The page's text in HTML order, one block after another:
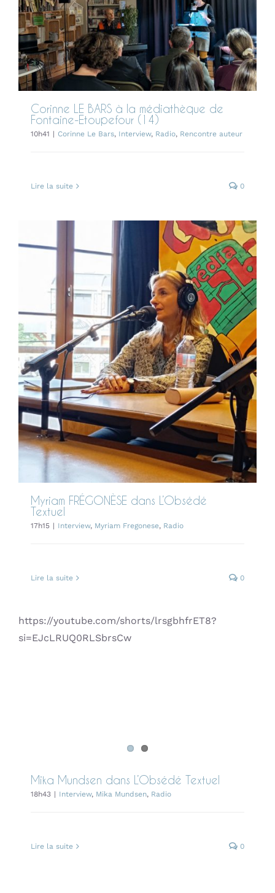
Contact
médiathèque de Fontaine-
Etoupefour (14)
Corinne Le Bars Interview Radio Rencontre auteur
Corinne LE BARS à la médiathèque de
Fontaine-Etoupefour (14)
10h41 | Corinne Le Bars, Interview, Radio, Rencontre auteur
Lire la suite 0
Myriam FRÉGONÈSE dans
L’Obsédé Textuel
Interview Myriam Fregonese Radio
Myriam FRÉGONÈSE dans L’Obsédé
Textuel
17h15 | Interview, Myriam Fregonese, Radio
Lire la suite 0
https://youtube.com/shorts/lrsgbhfrET8?
si=EJcLRUQ0RLSbrsCw
Mika Mundsen dans L’Obsédé Textuel
18h43 | Interview, Mika Mundsen, Radio
Lire la suite 0